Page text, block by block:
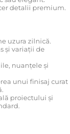
detalii premium.
uzura zilnică.
și variații de
nuanțele și
unui finisaj curat
proiectului și